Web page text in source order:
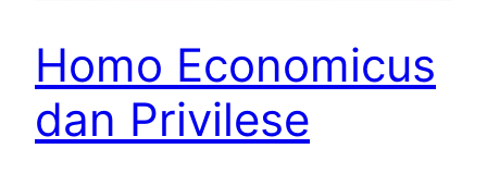
Homo Economicus
dan Privilese